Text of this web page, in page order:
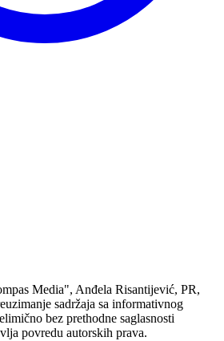
Media", Anđela Risantijević, PR,
sadržaja sa informativnog
bez prethodne saglasnosti
povredu autorskih prava.